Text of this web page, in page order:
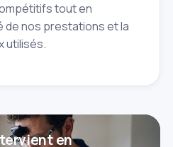
tout en
de nos prestations et la
utilisés.
en